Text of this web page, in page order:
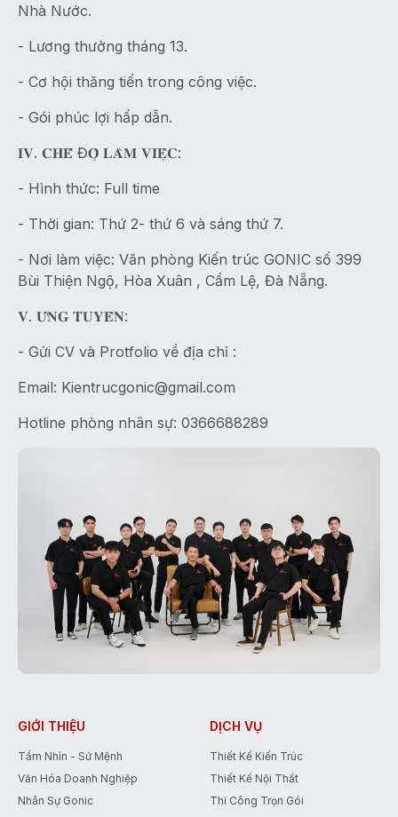
Nhà Nước.
- Lương thưởng tháng 13.
- Cơ hội thăng tiến trong công việc.
- Gói phúc lợi hấp dẫn.
𝐈𝐕. 𝐂𝐇𝐄̂́ Đ𝐎̣̂ 𝐋𝐀̀𝐌 𝐕𝐈𝐄̣̂𝐂:
- Hình thức: Full time
- Thời gian: Thứ 2- thứ 6 và sáng thứ 7.
- Nơi làm việc: Văn phòng Kiến trúc GONIC số 399
Bùi Thiện Ngộ, Hòa Xuân , Cẩm Lệ, Đà Nẵng.
𝐕. 𝐔̛́𝐍𝐆 𝐓𝐔𝐘𝐄̂̉𝐍:
- Gửi CV và Protfolio về địa chỉ :
Email: Kientrucgonic@gmail.com
Hotline phòng nhân sự: 0366688289
GIỚI THIỆU
Tầm Nhìn - Sứ Mệnh
Văn Hóa Doanh Nghiệp
Nhân Sự Gonic
DỊCH VỤ
Thiết Kế Kiến Trúc
Thiết Kế Nội Thất
Thi Công Trọn Gói